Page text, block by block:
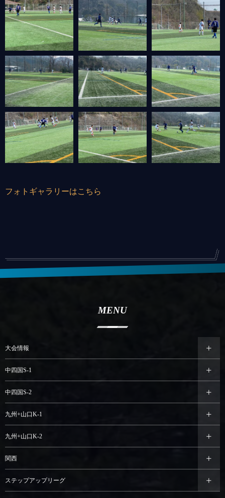
フォトギャラリーはこちら
MENU
大会情報
中四国S-1
中四国S-2
九州+山口K-1
九州+山口K-2
関西
ステップアップリーグ